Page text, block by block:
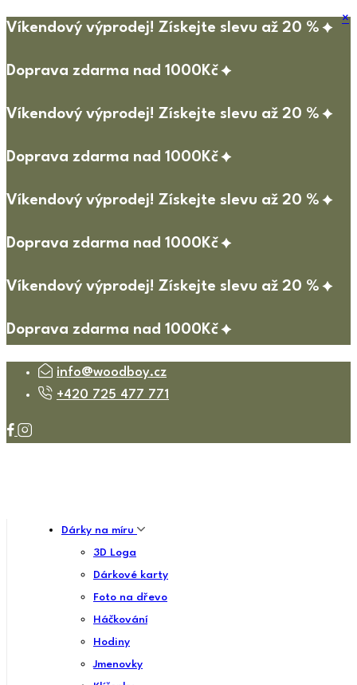
Víkendový výprodej! Získejte slevu až 20 %
Doprava zdarma nad 1000Kč
Víkendový výprodej! Získejte slevu až 20 %
Doprava zdarma nad 1000Kč
Víkendový výprodej! Získejte slevu až 20 %
Doprava zdarma nad 1000Kč
Víkendový výprodej! Získejte slevu až 20 %
Doprava zdarma nad 1000Kč
info@woodboy.cz
+420 725 477 771
Dárky na míru
3D Loga
Dárkové karty
Foto na dřevo
Háčkování
Hodiny
Jmenovky
×